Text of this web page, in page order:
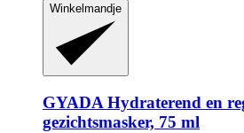
Winkelmandje
GYADA Hydraterend en
gezichtsmasker, 75 ml